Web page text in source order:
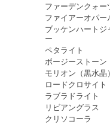
ファーデンクォー
ファイアーオパー
ブッケンハートジ
ー
ペタライト
ボージーストーン
モリオン（黒水晶）
ロードクロサイト
ラブラドライト
リビアングラス
クリソコーラ